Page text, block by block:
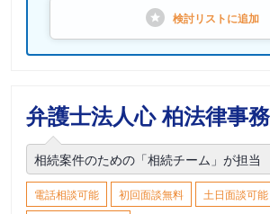
検討リストに追加
弁護士法人心 柏法律事
相続案件のための「相続チーム」が担当
電話相談可能 初回面談無料
土日面談可能